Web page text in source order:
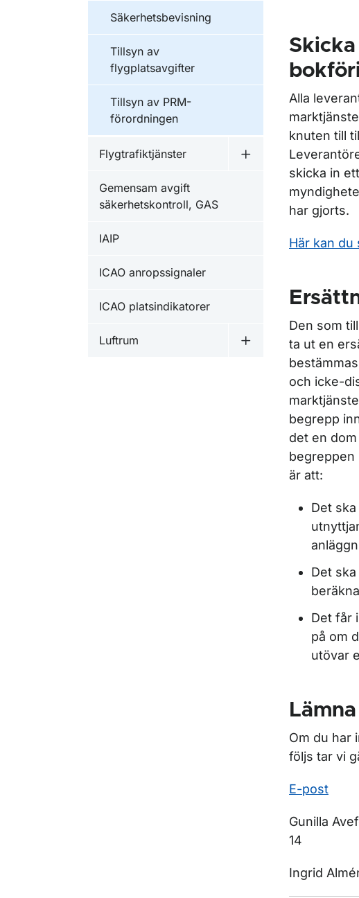
Säkerhetsbevisning
Tillsyn av
flygplatsavgifter
Tillsyn av PRM-
förordningen
Flygtrafiktjänster
Undermeny för
Gemensam avgift
säkerhetskontroll, GAS
IAIP
ICAO anropssignaler
ICAO platsindikatorer
Luftrum
Undermeny för
Alla
knuten till
skicka in
har gjorts.
Här kan du
Den som
ta ut en
och icke-
begrepp
det en
begreppen
är att:
Det
Det
Det får
på om
utövar
Om du har
följs tar vi
E-post
Gunilla
14
Ingrid